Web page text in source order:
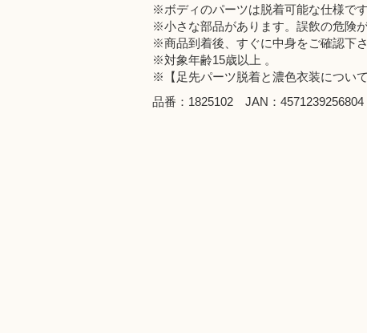
※ボディのパーツは脱着可能な仕様で
※小さな部品があります。誤飲の危険
※商品到着後、すぐに中身をご確認下さ
※対象年齢15歳以上 。
※【足先パーツ脱着と濃色衣装について
品番：1825102 JAN：4571239256804